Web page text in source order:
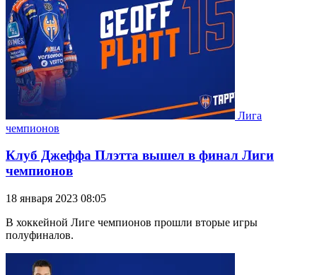
Лига
чемпионов
Клуб Джеффа Плэтта вышел в финал Лиги
чемпионов
18 января 2023 08:05
В хоккейной Лиге чемпионов прошли вторые игры
полуфиналов.